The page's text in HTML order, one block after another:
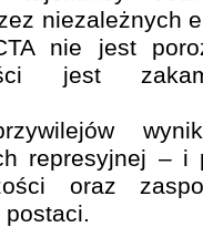
niezależnych
nie jest
jest
represyjnej – i
oraz